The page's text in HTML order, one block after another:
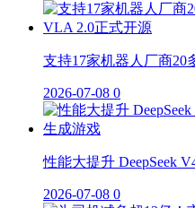
支持17家机器人厂商20
2026-07-08 0
性能大提升 DeepSeek
2026-07-08 0